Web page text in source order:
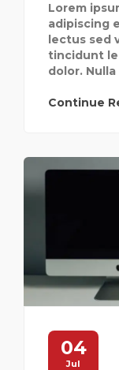
Lorem
adipiscing
lectus sed
tincidunt
dolor.
Continue
04
Jul